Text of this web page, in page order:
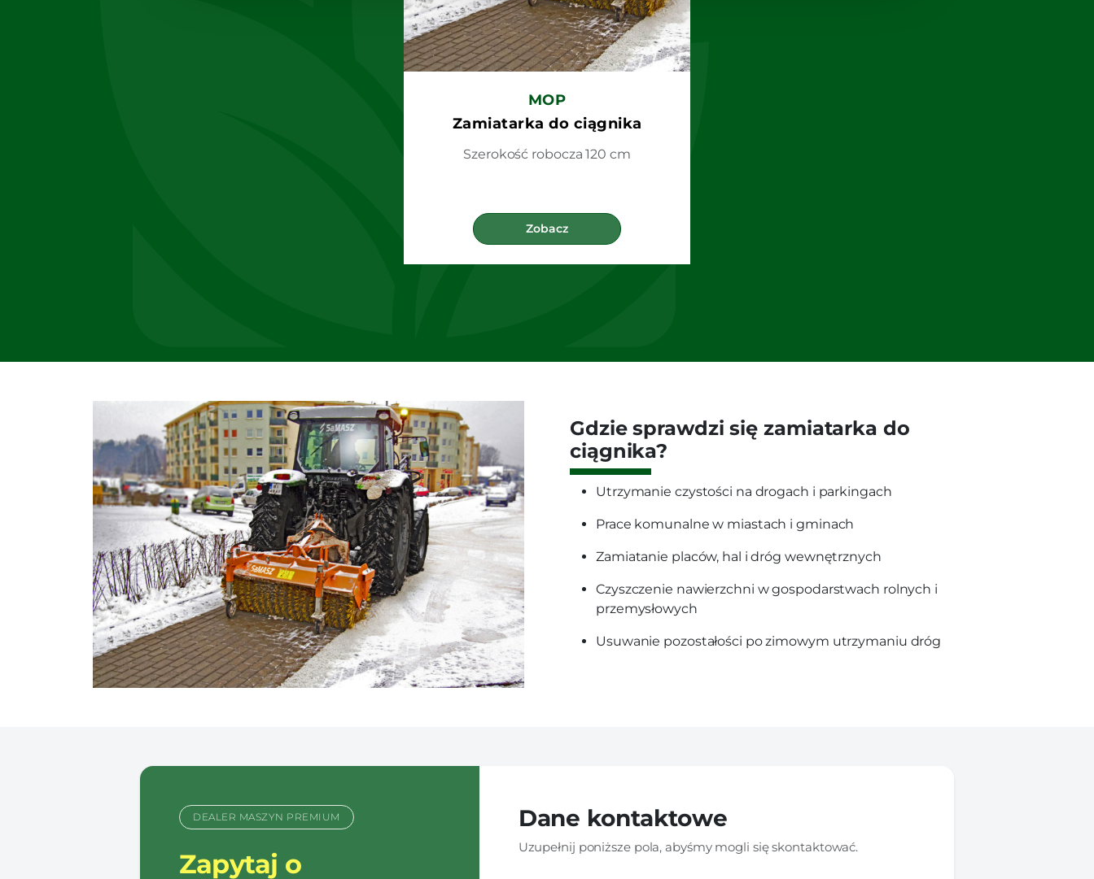
MOP
Zamiatarka do ciągnika
Szerokość robocza 120 cm
Zobacz
Gdzie sprawdzi się zamiatarka do
ciągnika?
Utrzymanie czystości na drogach i parkingach
Prace komunalne w miastach i gminach
Zamiatanie placów, hal i dróg wewnętrznych
Czyszczenie nawierzchni w gospodarstwach rolnych i
przemysłowych
Usuwanie pozostałości po zimowym utrzymaniu dróg
DEALER MASZYN PREMIUM
Zapytaj o
Dane kontaktowe
Uzupełnij poniższe pola, abyśmy mogli się skontaktować.